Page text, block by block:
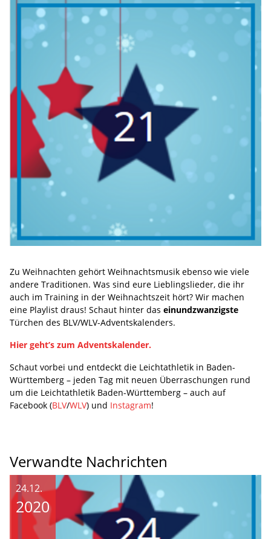
Zu Weihnachten gehört Weihnachtsmusik ebenso wie viele
andere Traditionen. Was sind eure Lieblingslieder, die ihr
auch im Training in der Weihnachtszeit hört? Wir machen
eine Playlist draus! Schaut hinter das einundzwanzigste
Türchen des BLV/WLV-Adventskalenders.
Hier geht’s zum Adventskalender.
Schaut vorbei und entdeckt die Leichtathletik in Baden-
Württemberg – jeden Tag mit neuen Überraschungen rund
um die Leichtathletik Baden-Württemberg – auch auf
Facebook (BLV/WLV) und Instagram!
Verwandte Nachrichten
24.12.
2020